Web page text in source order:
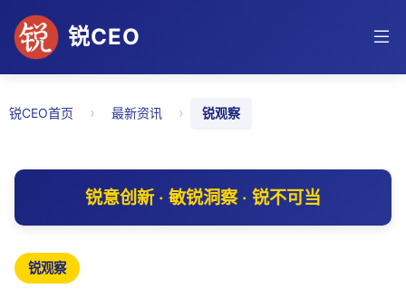
锐CEO
锐CEO首页 › 最新资讯 › 锐观察
锐意创新 · 敏锐洞察 · 锐不可当
锐观察